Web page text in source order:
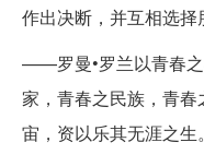
作出决断，并互相选择
——罗曼•罗兰以青春
家，青春之民族，青
宙，资以乐其无涯之生。